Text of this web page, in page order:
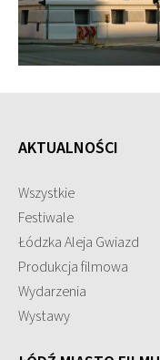
AKTUALNOŚCI
Wszystkie
Festiwale
Łódzka Aleja Gwiazd
Produkcja filmowa
Wydarzenia
Wystawy